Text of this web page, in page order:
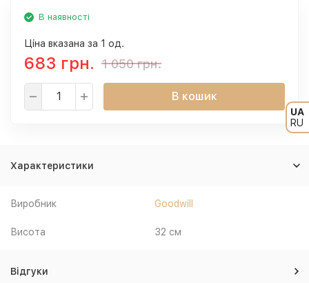
UA
RU
В наявності
Ціна вказана за 1 од.
683 грн. 1 050 грн.
В кошик
Характеристики
Виробник Goodwill
Висота 32 см
Відгуки